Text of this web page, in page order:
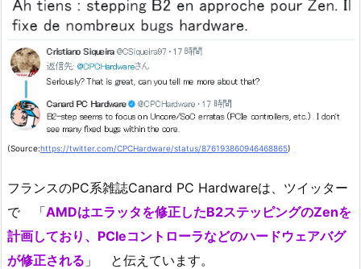
(Source:https://twitter.com/CPCHardware/status/876193860946468865)
フランスのPC系雑誌Canard PC Hardwareは、ツイッター
で 「AMDはエラッタを修正したB2ステッピングのZenを
計画しており、PCIeコントローラなどのハードウェアバグ
が修正される 」 と伝えています。